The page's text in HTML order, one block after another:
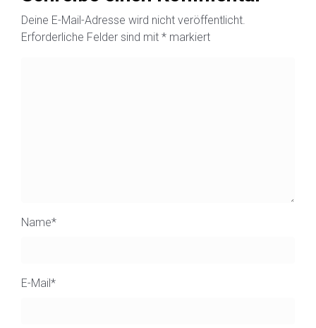
Deine E-Mail-Adresse wird nicht veröffentlicht.
Erforderliche Felder sind mit * markiert
Name*
E-Mail*